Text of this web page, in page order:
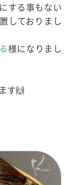
する事もない
しておりまし
様になりまし
す🙌